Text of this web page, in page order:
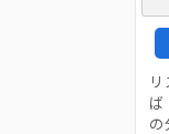
ば
の